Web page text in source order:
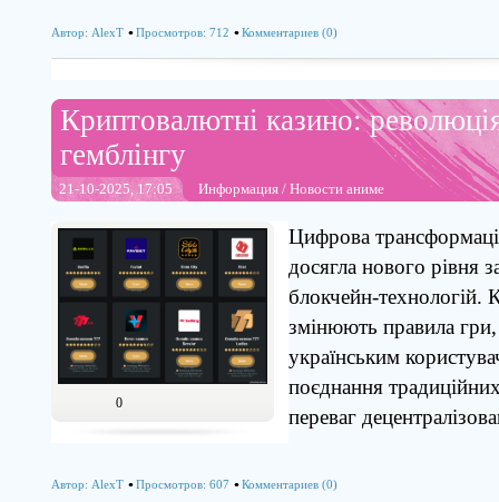
Автор: AlexT Просмотров: 712 Комментариев (0)
Криптовалютні казино:
гемблінгу
21-10-2025, 17:05 Информация / Новости аниме
0
Цифрова
досягла нового рівня
блокчейн-технологій.
змінюють правила
українським
поєднання
переваг
Автор: AlexT Просмотров: 607 Комментариев (0)